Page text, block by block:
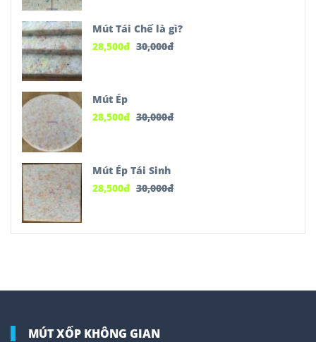
Mút Tái Chế là gì?
28,500đ 30,000đ
Mút Ép
28,500đ 30,000đ
Mút Ép Tái Sinh
28,500đ 30,000đ
MÚT XỐP KHÔNG GIAN